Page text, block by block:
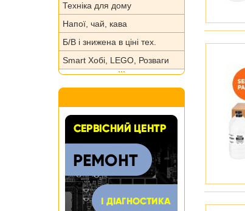
Техніка для дому
Напої, чай, кава
Б/В і знижена в ціні тех.
Smart Хобі, LEGO, Розваги